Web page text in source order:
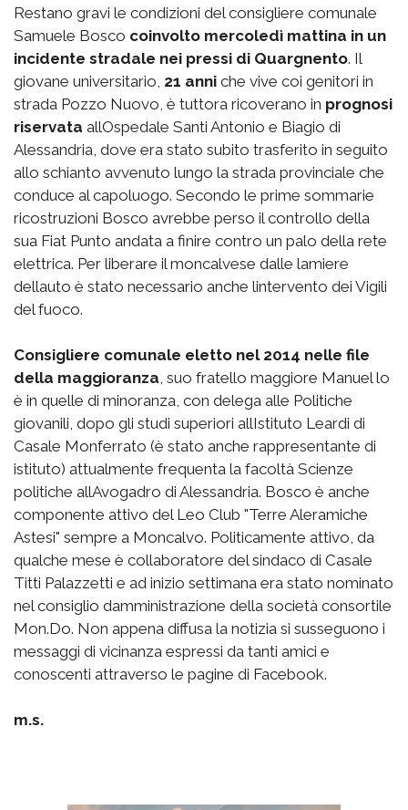
Restano gravi le condizioni del consigliere comunale
Samuele Bosco coinvolto mercoledì mattina in un
incidente stradale nei pressi di Quargnento. Il
giovane universitario, 21 anni che vive coi genitori in
strada Pozzo Nuovo, è tuttora ricoverano in prognosi
riservata allOspedale Santi Antonio e Biagio di
Alessandria, dove era stato subito trasferito in seguito
allo schianto avvenuto lungo la strada provinciale che
conduce al capoluogo. Secondo le prime sommarie
ricostruzioni Bosco avrebbe perso il controllo della
sua Fiat Punto andata a finire contro un palo della rete
elettrica. Per liberare il moncalvese dalle lamiere
dellauto è stato necessario anche lintervento dei Vigili
del fuoco.
Consigliere comunale eletto nel 2014 nelle file
della maggioranza, suo fratello maggiore Manuel lo
è in quelle di minoranza, con delega alle Politiche
giovanili, dopo gli studi superiori allIstituto Leardi di
Casale Monferrato (è stato anche rappresentante di
istituto) attualmente frequenta la facoltà Scienze
politiche allAvogadro di Alessandria. Bosco è anche
componente attivo del Leo Club "Terre Aleramiche
Astesi" sempre a Moncalvo. Politicamente attivo, da
qualche mese è collaboratore del sindaco di Casale
Titti Palazzetti e ad inizio settimana era stato nominato
nel consiglio damministrazione della società consortile
Mon.Do. Non appena diffusa la notizia si susseguono i
messaggi di vicinanza espressi da tanti amici e
conoscenti attraverso le pagine di Facebook.
m.s.